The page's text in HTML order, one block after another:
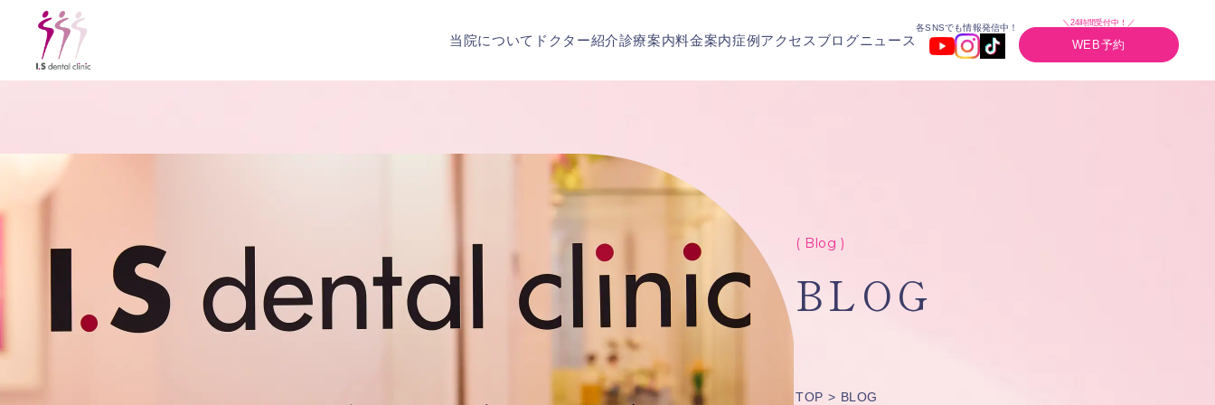
当院について ドクター紹介診療案内料金案内症例アクセス ブログニュース
各SNSでも情報発信中！
＼24時間受付中！／
WEB予約
( Blog )
BLOG
TOP BLOG